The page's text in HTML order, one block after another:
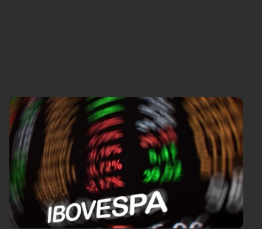
Agronegócios
Brasil
Brasil Mineral
Ciência &
Tecnologia
Comportamento
Cultura
Economia
Educação
Infraestrutura
Internacional
Meio Ambiente
Podcast
Política
Saúde
Tempo